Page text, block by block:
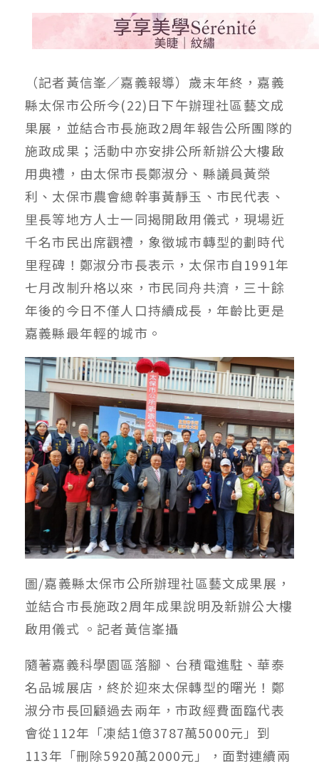
（記者黃信峯／嘉義報導）歲末年終，嘉義
縣太保市公所今(22)日下午辦理社區藝文成
果展，並結合市長施政2周年報告公所團隊的
施政成果；活動中亦安排公所新辦公大樓啟
用典禮，由太保市長鄭淑分、縣議員黃榮
利、太保市農會總幹事黃靜玉、市民代表、
里長等地方人士一同揭開啟用儀式，現場近
千名市民出席觀禮，象徵城市轉型的劃時代
里程碑！鄭淑分市長表示，太保市自1991年
七月改制升格以來，市民同舟共濟，三十餘
年後的今日不僅人口持續成長，年齡比更是
嘉義縣最年輕的城市。
圖/嘉義縣太保市公所辦理社區藝文成果展，
並結合市長施政2周年成果說明及新辦公大樓
啟用儀式 。記者黃信峯攝
隨著嘉義科學園區落腳、台積電進駐、華泰
名品城展店，終於迎來太保轉型的曙光！鄭
淑分市長回顧過去兩年，市政經費面臨代表
會從112年「凍結1億3787萬5000元」到
113年「刪除5920萬2000元」，面對連續兩